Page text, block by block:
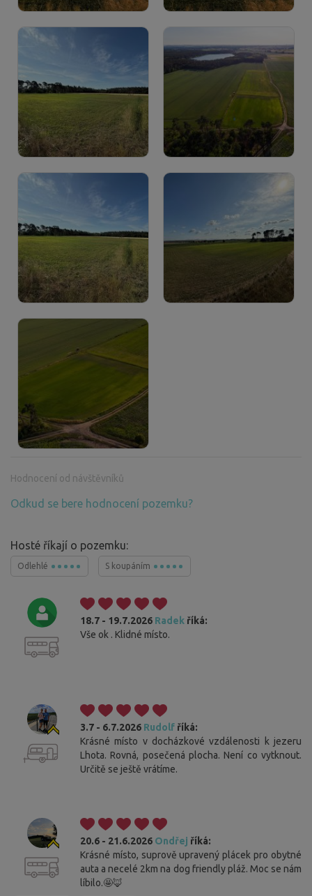
Hodnocení od návštěvníků
Odkud se bere hodnocení pozemku?
Hosté říkají o pozemku:
Odlehlé S koupáním
18.7 - 19.7.2026 Radek říká:
Vše ok . Klidné místo.
3.7 - 6.7.2026 Rudolf říká:
Krásné místo v docházkové vzdálenosti k jezeru
Lhota. Rovná, posečená plocha. Není co vytknout.
Určitě se ještě vrátíme.
20.6 - 21.6.2026 Ondřej říká:
Krásné místo, suprově upravený plácek pro obytné
auta a necelé 2km na dog friendly pláž. Moc se nám
líbilo.🤩🦊